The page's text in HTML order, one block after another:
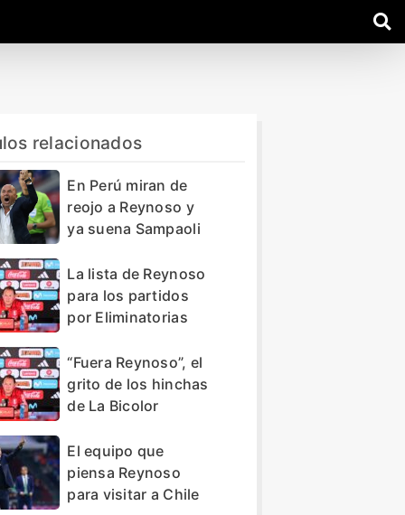
relacionados
En Perú miran de
reojo a Reynoso y
ya suena Sampaoli
La lista de Reynoso
para los partidos
por Eliminatorias
“Fuera Reynoso”, el
grito de los hinchas
de La Bicolor
El equipo que
piensa Reynoso
para visitar a Chile